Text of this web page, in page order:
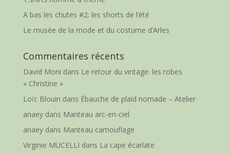
A bas les chutes #2: les shorts de l’été
Le musée de la mode et du costume d’Arles
Commentaires récents
David Moni dans Le retour du vintage: les robes
« Christine »
Loïc Blouin dans Ébauche de plaid nomade – Atelier
anaeydans Manteau arc-en-ciel
anaeydans Manteau camouflage
Virginie MUCELLI dans La cape écarlate